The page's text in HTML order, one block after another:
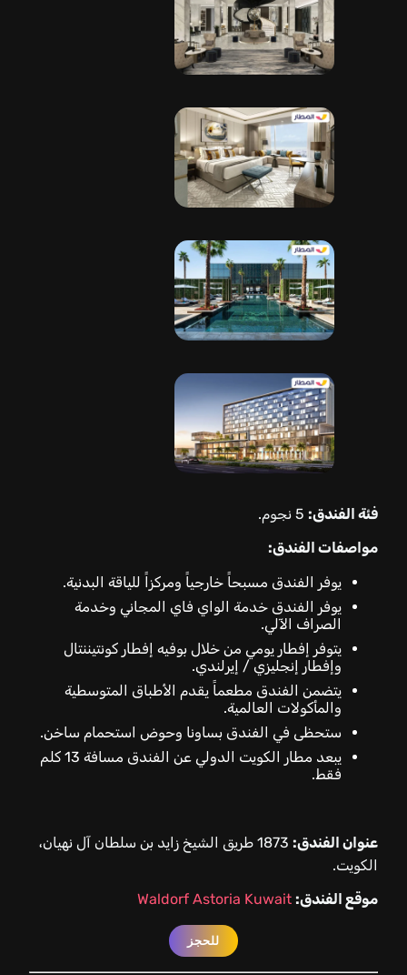
فئة الفندق:
مواصفات الفندق:
يوفر الفندق مسبحاً خارجياً ومركزاً للياقة البدنية.
يوفر الفندق خدمة الواي فاي المجاني وخدمة
الصراف الآلي.
يتوفر إفطار يومي من خلال بوفيه إفطار كونتيننتال
وإفطار إنجليزي / إيرلندي.
يتضمن الفندق مطعماً يقدم الأطباق المتوسطية
والمأكولات العالمية.
ستحظى في الفندق بساونا وحوض استحمام ساخن.
يبعد مطار الكويت الدولي عن الفندق مسافة 13 كلم
فقط.
عنوان الفندق:
1873 طريق الشيخ زايد بن سلطان آل نهيان،
الكويت.
موقع الفندق: Waldorf Astoria Kuwait
للحجز